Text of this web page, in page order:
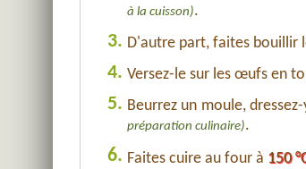
à la cuisson).
3. D'autre part, faites bouillir
4. Versez-le sur les œufs en
5. Beurrez un moule,
préparation culinaire).
6. Faites cuire au four à 150